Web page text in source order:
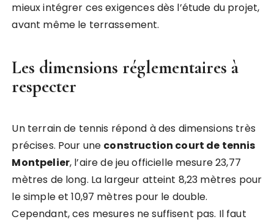
mieux intégrer ces exigences dès l’étude du projet,
avant même le terrassement.
Les dimensions réglementaires à
respecter
Un terrain de tennis répond à des dimensions très
précises. Pour une construction court de tennis
Montpelier, l’aire de jeu officielle mesure 23,77
mètres de long. La largeur atteint 8,23 mètres pour
le simple et 10,97 mètres pour le double.
Cependant, ces mesures ne suffisent pas. Il faut